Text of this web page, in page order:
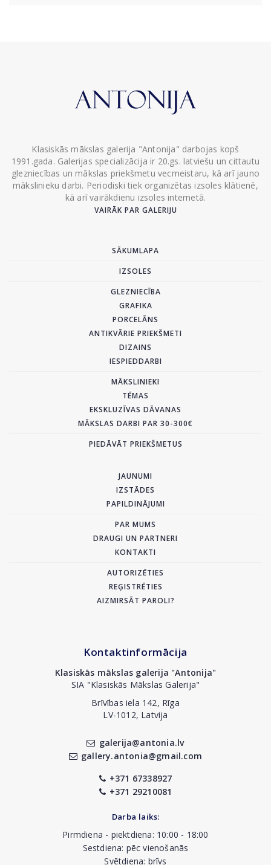
Klasiskās mākslas galerija "Antonija" darbojas kopš
1991.gada. Galerijas specializācija ir 20.gs. latviešu un cittautu
glezniecības un mākslas priekšmetu vecmeistaru, kā arī jauno
mākslinieku darbi. Periodiski tiek organizētas izsoles klātienē,
kā arī vairākdienu izsoles internetā.
VAIRĀK PAR GALERIJU
SĀKUMLAPA
IZSOLES
GLEZNIECĪBA
GRAFIKA
PORCELĀNS
ANTIKVĀRIE PRIEKŠMETI
DIZAINS
IESPIEDDARBI
MĀKSLINIEKI
TĒMAS
EKSKLUZĪVAS DĀVANAS
MĀKSLAS DARBI PAR 30-300€
PIEDĀVĀT PRIEKŠMETUS
JAUNUMI
IZSTĀDES
PAPILDINĀJUMI
PAR MUMS
DRAUGI UN PARTNERI
KONTAKTI
AUTORIZĒTIES
REĢISTRĒTIES
AIZMIRSĀT PAROLI?
Kontaktinformācija
Klasiskās mākslas galerija "Antonija"
SIA "Klasiskās Mākslas Galerija"
Brīvības iela 142, Rīga
LV-1012, Latvija
galerija@antonia.lv
gallery.antonia@gmail.com
+371 67338927
+371 29210081
Darba laiks:
Pirmdiena - piektdiena: 10:00 - 18:00
Sestdiena: pēc vienošanās
Svētdiena: brīvs